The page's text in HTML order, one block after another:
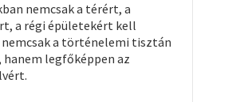
nemcsak a térért, a
a régi épületekért kell
nemcsak a történelemi tisztán
legfőképpen az